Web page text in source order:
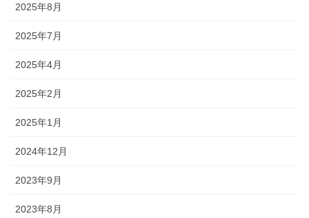
2025年8月
2025年7月
2025年4月
2025年2月
2025年1月
2024年12月
2023年9月
2023年8月